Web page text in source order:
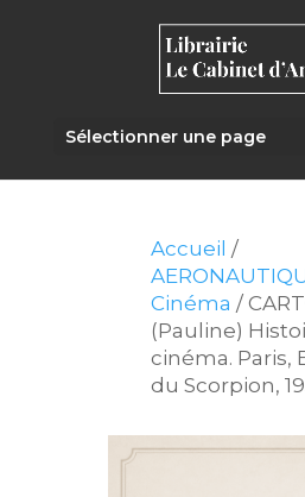
Sélectionner une page
Accueil /
Cinéma /
(Pauline)
cinéma. Paris,
du Scorpion,